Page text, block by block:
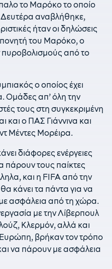
το Μαρόκο το οποίο
Δευτέρα αναβλήθηκε,
ήταν οι δηλώσεις
του Μαρόκο, ο
από το
ο οποίος έχει
Ομάδες απ’ όλη την
τους στη συγκεκριμένη
και ο ΠΑΣ Γιάννινα και
Μέντες Μορέιρα.
διάφορες ενέργειες
πάρουν τους παίκτες
και η FIFA από την
κάνει τα πάντα για να
ασφάλεια από τη χώρα.
με την Λίβερπουλ
Κλερμόν, αλλά και
βρήκαν τον τρόπο
να πάρουν με ασφάλεια